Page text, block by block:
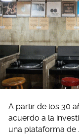
A partir de los 30
acuerdo a la
una plataforma de